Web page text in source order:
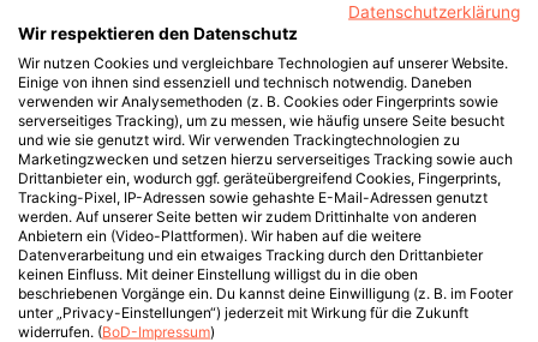
Datenschutzerklärung
Wir respektieren den Datenschutz
Wir nutzen Cookies und vergleichbare Technologien auf unserer Website.
Einige von ihnen sind essenziell und technisch notwendig. Daneben
verwenden wir Analysemethoden (z. B. Cookies oder Fingerprints sowie
serverseitiges Tracking), um zu messen, wie häufig unsere Seite besucht
und wie sie genutzt wird. Wir verwenden Trackingtechnologien zu
Marketingzwecken und setzen hierzu serverseitiges Tracking sowie auch
Drittanbieter ein, wodurch ggf. geräteübergreifend Cookies, Fingerprints,
Tracking-Pixel, IP-Adressen sowie gehashte E-Mail-Adressen genutzt
werden. Auf unserer Seite betten wir zudem Drittinhalte von anderen
Anbietern ein (Video-Plattformen). Wir haben auf die weitere
Datenverarbeitung und ein etwaiges Tracking durch den Drittanbieter
keinen Einfluss. Mit deiner Einstellung willigst du in die oben
beschriebenen Vorgänge ein. Du kannst deine Einwilligung (z. B. im Footer
unter „Privacy-Einstellungen“) jederzeit mit Wirkung für die Zukunft
widerrufen. (BoD-Impressum)